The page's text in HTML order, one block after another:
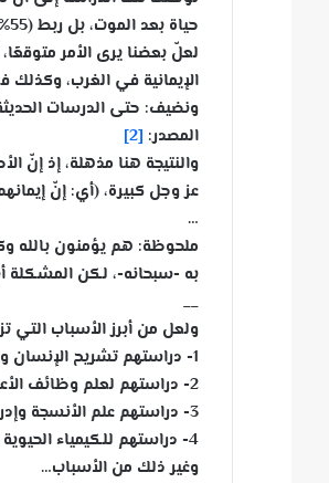
حياة بعد الموت، بل ربط (55%) بين تديّنه وتأثير ذلك التدين في ممارسته للطب.
لعلّ بعضنا يرى الأمر
الإيمانية في الغرب، وكذلك
ونضيف: حتى الدرسات
المصدر: [2]
والنتيجة هنا مذهلة، إذ إنّ
عز وجل كبيرة، (أي: إنّ
…
ملحوظة: هم يؤمنون بالله
به -سبحانه-، لكن المشكلة
__
ولعل من أبرز الأسباب التي
1- دراستهم تشريح الإنسان وتوصلهم لتعقيد وعظمة خلق الله، وتيقنهم من استحالة مجيء هذا الإبداع دون خالق عليم حكيم.
2- دراستهم لعلم وظائف الأعضاء وإدراكهم عظمة وتعقيد عمل الأجهزة في تناسق تام وتعقيد مذهل.
3- دراستهم علم الأنسجة وإدراكهم تعقيد الأنسجة وتخصصها وإبداعها.
4- دراستهم للكيمياء الحيوية ومعرفتهم لمدى نظم وتعقيد عمل الجزئيات والذرات داخل جسم الإنسان في تعقيد مذهل.
وغير ذلك من الأسباب…